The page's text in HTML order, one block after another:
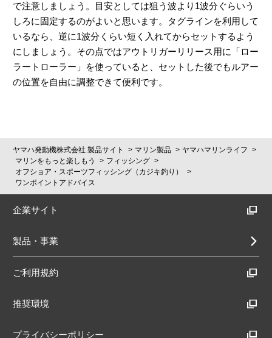
で注意しましょう。目安としては狙う波より1波分ぐらいう
しろに固定するのがよいと思います。タグラインを利用して
いるなら、逆に1波分くらい短く入れてからセットするよう
にしましょう。その点ではアウトリガーリリース用に「ロー
ラートローラー」を使っていると、セットした後でもルアー
の位置を自由に調整できて便利です。
ヤマハ発動機株式会社 製品サイト マリン製品
ヤマハマリンライフ
マリンをもっと楽しもう
フィッシング
オフショア・スポーツフィッシング（カジキ釣り）
ワンポイントアドバイス
企業サイト
製品・事業
ご利用規約
推奨環境
プライバシーポリシー